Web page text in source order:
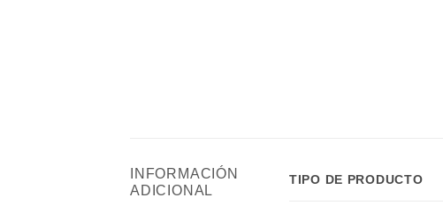
INFORMACIÓN
ADICIONAL
TIPO DE PRODUCTO